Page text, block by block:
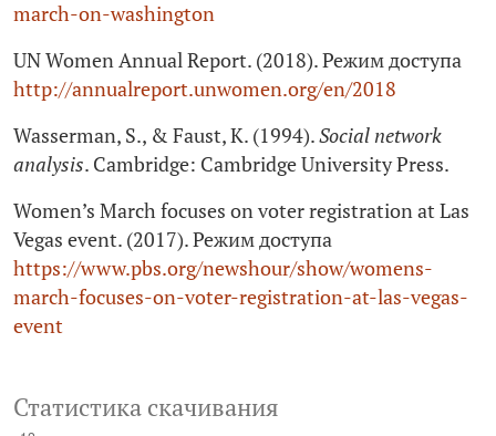
march-on-washington
UN Women Annual Report. (2018). Режим доступа
http://annualreport.unwomen.org/en/2018
Wasserman, S., & Faust, K. (1994).Social network
analysis. Cambridge: Cambridge University Press.
Women’s March focuses on voter registration at Las
Vegas event. (2017). Режим доступа
https://www.pbs.org/newshour/show/womens-
march-focuses-on-voter-registration-at-las-vegas-
event
Статистика скачивания